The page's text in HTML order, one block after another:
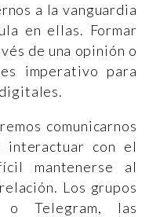
a la vanguardia
en ellas. Formar
de una opinión o
imperativo para
comunicarnos
interactuar con el
mantenerse al
Los grupos
o Telegram, las